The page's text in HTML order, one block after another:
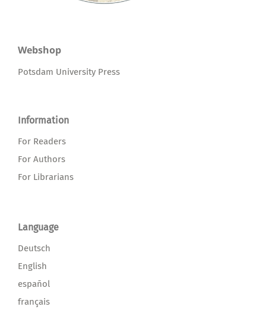
Webshop
Potsdam University Press
Information
For Readers
For Authors
For Librarians
Language
Deutsch
English
español
français